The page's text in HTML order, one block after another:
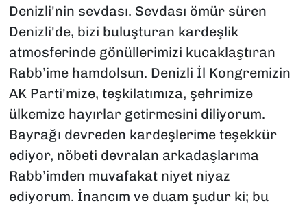
Denizli'nin sevdası. Sevdası ömür süren
Denizli'de, bizi buluşturan kardeşlik
atmosferinde gönüllerimizi kucaklaştıran
Rabb’ime hamdolsun. Denizli İl Kongremizin
AK Parti'mize, teşkilatımıza, şehrimize
ülkemize hayırlar getirmesini diliyorum.
Bayrağı devreden kardeşlerime teşekkür
ediyor, nöbeti devralan arkadaşlarıma
Rabb’imden muvafakat niyet niyaz
ediyorum. İnancım ve duam şudur ki; bu